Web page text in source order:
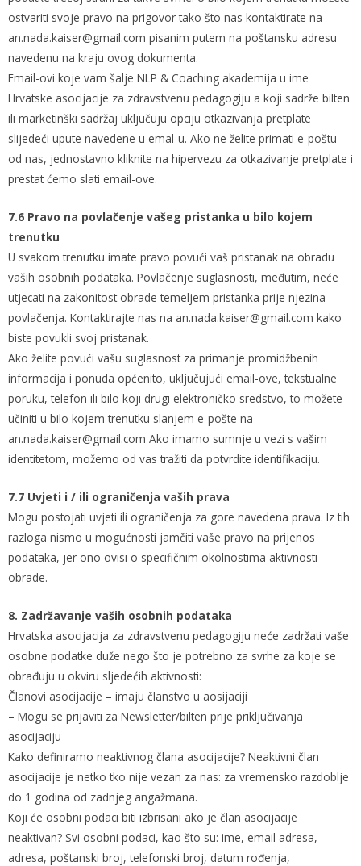
ostvariti svoje pravo na prigovor tako što nas kontaktirate na
an.nada.kaiser@gmail.com pisanim putem na poštansku adresu
navedenu na kraju ovog dokumenta.
Email-ovi koje vam šalje NLP & Coaching akademija u ime
Hrvatske asocijacije za zdravstvenu pedagogiju a koji sadrže bilten
ili marketinški sadržaj uključuju opciju otkazivanja pretplate
slijedeći upute navedene u emal-u. Ako ne želite primati e-poštu
od nas, jednostavno kliknite na hipervezu za otkazivanje pretplate i
prestat ćemo slati email-ove.
7.6 Pravo na povlačenje vašeg pristanka u bilo kojem
trenutku
U svakom trenutku imate pravo povući vaš pristanak na obradu
vaših osobnih podataka. Povlačenje suglasnosti, međutim, neće
utjecati na zakonitost obrade temeljem pristanka prije njezina
povlačenja. Kontaktirajte nas na an.nada.kaiser@gmail.com kako
biste povukli svoj pristanak.
Ako želite povući vašu suglasnost za primanje promidžbenih
informacija i ponuda općenito, uključujući email-ove, tekstualne
poruku, telefon ili bilo koji drugi elektroničko sredstvo, to možete
učiniti u bilo kojem trenutku slanjem e-pošte na
an.nada.kaiser@gmail.com Ako imamo sumnje u vezi s vašim
identitetom, možemo od vas tražiti da potvrdite identifikaciju.
7.7 Uvjeti i / ili ograničenja vaših prava
Mogu postojati uvjeti ili ograničenja za gore navedena prava. Iz tih
razloga nismo u mogućnosti jamčiti vaše pravo na prijenos
podataka, jer ono ovisi o specifičnim okolnostima aktivnosti
obrade.
8. Zadržavanje vaših osobnih podataka
Hrvatska asocijacija za zdravstvenu pedagogiju neće zadržati vaše
osobne podatke duže nego što je potrebno za svrhe za koje se
obrađuju u okviru sljedećih aktivnosti:
Članovi asocijacije – imaju članstvo u aosijaciji
– Mogu se prijaviti za Newsletter/bilten prije priključivanja
asocijaciju
Kako definiramo neaktivnog člana asocijacije? Neaktivni član
asocijacije je netko tko nije vezan za nas: za vremensko razdoblje
do 1 godina od zadnjeg angažmana.
Koji će osobni podaci biti izbrisani ako je član asocijacije
neaktivan? Svi osobni podaci, kao što su: ime, email adresa,
adresa, poštanski broj, telefonski broj, datum rođenja,